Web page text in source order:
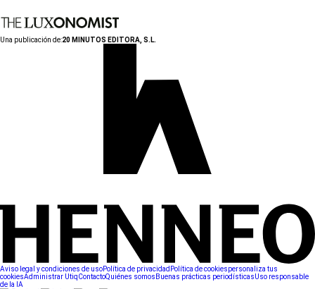
Una publicación de:20 MINUTOS EDITORA, S.L.
Aviso legal y condiciones de usoPolítica de privacidad Política de cookiespersonaliza tus
cookiesAdministrar UtiqContactoQuiénes somos Buenas prácticas periodísticasUso responsable
de la IA